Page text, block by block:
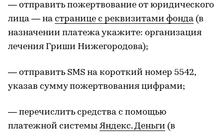
— отправить пожертвование от юридического
лица — на странице с реквизитами фонда (в
назначении платежа укажите: организация
лечения Гриши Нижегородова);
— отправить SMS на короткий номер 5542,
указав сумму пожертвования цифрами;
— перечислить средства с помощью
платежной системыЯндекс. Деньги (в